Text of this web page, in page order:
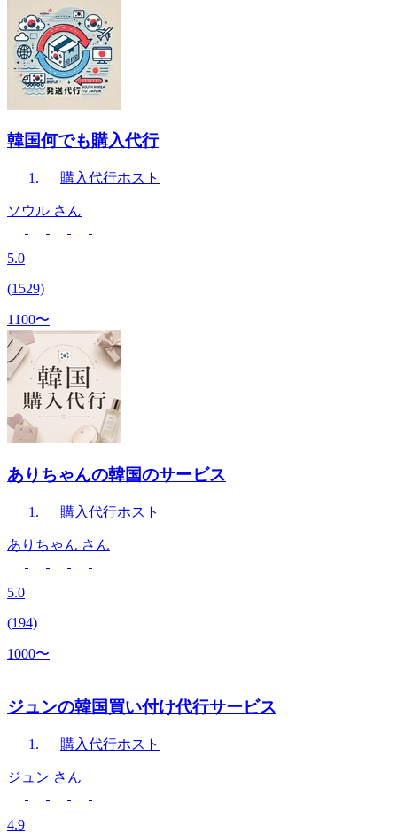
韓国何でも購入代行
購入代行ホスト
ソウル さん
5.0
(1529)
1100〜
ありちゃんの韓国のサービス
購入代行ホスト
ありちゃん さん
5.0
(194)
1000〜
ジュンの韓国買い付け代行サービス
購入代行ホスト
ジュン さん
4.9